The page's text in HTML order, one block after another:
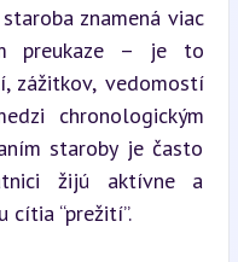
znamená viac
preukaze – je to
zážitkov, vedomostí
chronologickým
staroby je často
žijú aktívne a
“prežití”.